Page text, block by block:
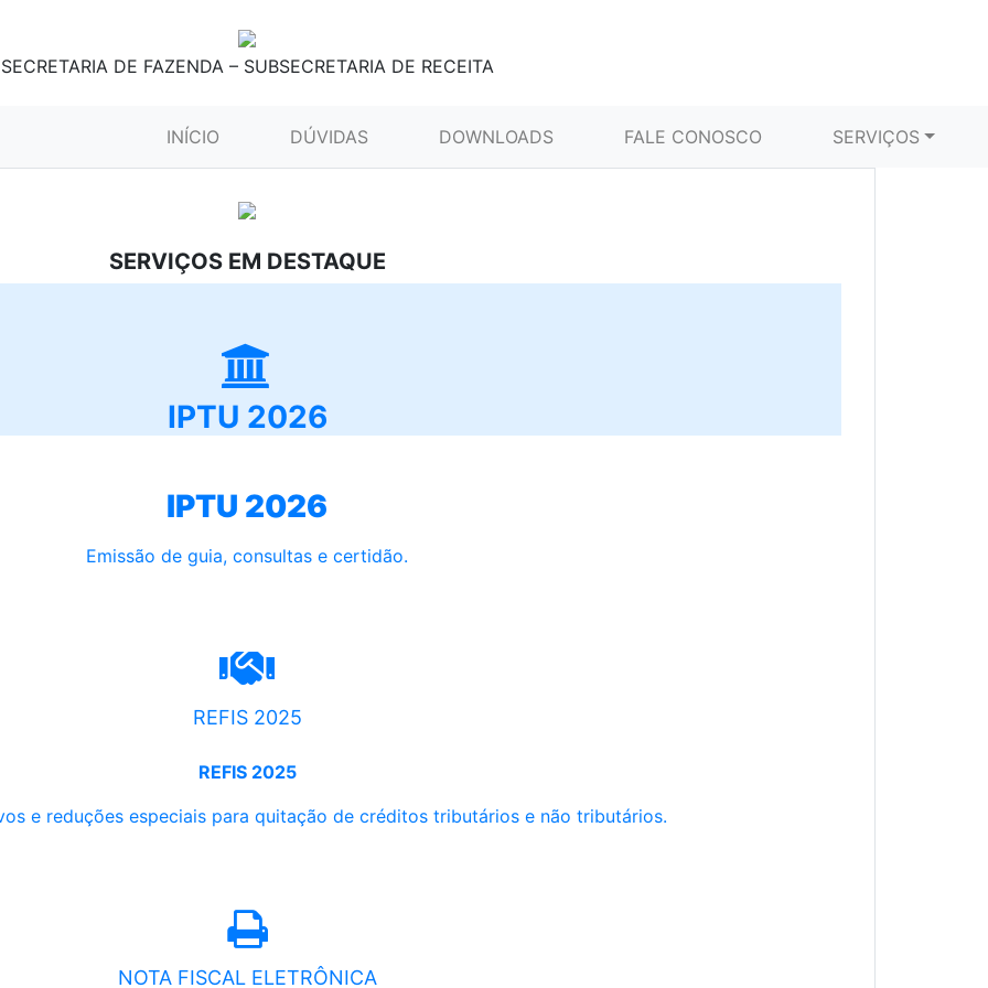
SECRETARIA DE FAZENDA – SUBSECRETARIA DE RECEITA
INÍCIO (CURRENT)DÚVIDAS DOWNLOADS FALE CONOSCO SERVIÇOS
SERVIÇOS EM DESTAQUE
IPTU 2026
IPTU 2026
Emissão de guia, consultas e certidão.
REFIS 2025
REFIS 2025
e reduções especiais para quitação de créditos tributários e não tributários.
NOTA FISCAL ELETRÔNICA